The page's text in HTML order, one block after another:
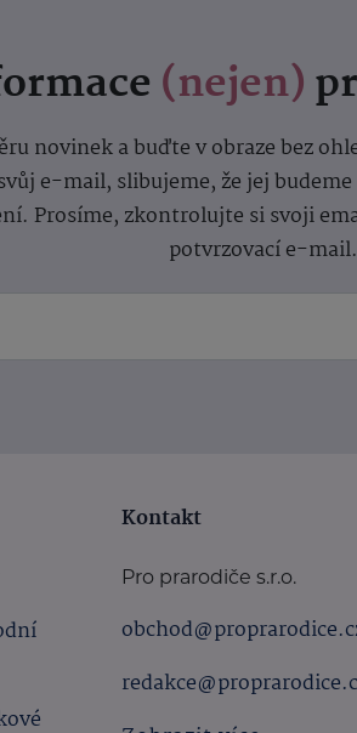
(nejen)
novinek a buďte v obraze bez
e-mail, slibujeme, že jej
Prosíme, zkontrolujte si svoji
potvrzovací e-mail.
Kontakt
Pro prarodiče s.r.o.